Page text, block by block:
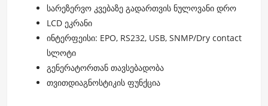
სარეზერვო კვებაზე გადართვის ნულოვანი დრო
LCD ეკრანი
ინტერფეისი: EPO, RS232, USB, SNMP/Dry contact
სლოტი
გენერატორთან თავსებადობა
თვითდიაგნოსტიკის ფუნქცია